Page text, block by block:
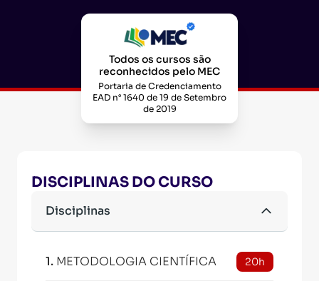
Todos os cursos são
reconhecidos pelo MEC
Portaria de Credenciamento
EAD n° 1640 de 19 de Setembro
de 2019
DISCIPLINAS DO CURSO
Disciplinas
1. METODOLOGIA CIENTÍFICA 20h